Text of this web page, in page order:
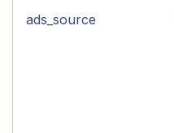
ads_source